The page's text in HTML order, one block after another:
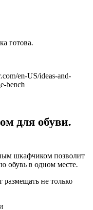
готова.
en-US/ideas-and-
bench
для обуви.
шкафчиком позволит
обувь в одном месте.
размещать не только